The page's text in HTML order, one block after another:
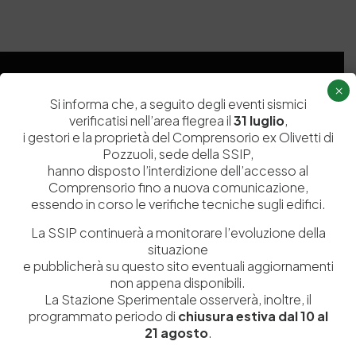
Istituita a Napoli per Regio Decreto nel 1885, la Stazione
Sperimentale per l’Industria delle Pelli e delle materie concianti
(SSIP) è un Organismo di Ricerca Nazionale delle Camere di
Commercio di Napoli, Toscana Nord-Ovest e Vicenza.
081 597 91 00 ssip@ssip.it
Chi siamo
Laboratori
Si informa che, a seguito degli eventi sismici
verificatisi nell’area flegrea il31 luglio,
i gestori e la proprietà del Comprensorio ex Olivetti di
Pozzuoli, sede della SSIP,
hanno disposto l’interdizione dell’accesso al
Comprensorio fino a nuova comunicazione,
essendo in corso le verifiche tecniche sugli edifici.
La SSIP continuerà a monitorare l’evoluzione della
situazione
e pubblicherà su questo sito eventuali aggiornamenti
non appena disponibili.
La Stazione Sperimentale osserverà, inoltre, il
programmato periodo di chiusura estiva dal 10 al
21 agosto.
×